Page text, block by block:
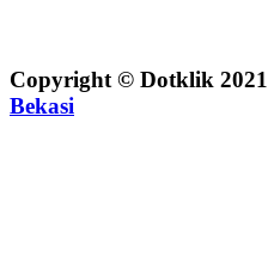
Copyright © Dotklik 2021
Bekasi